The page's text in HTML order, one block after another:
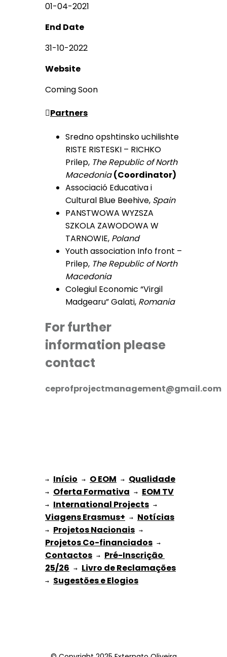
01-04-2021
End Date
31-10-2022
Website
Coming Soon
Partners
Sredno opshtinsko uchilishte
RISTE RISTESKI – RICHKO
Prilep, The Republic of North
Macedonia(Coordinator)
Associació Educativa i
Cultural Blue Beehive, Spain
PANSTWOWA WYZSZA
SZKOLA ZAWODOWA W
TARNOWIE, Poland
Youth association Info front –
Prilep, The Republic of North
Macedonia
Colegiul Economic “Virgil
Madgearu” Galati, Romania
For further
information please
contact
ceprofprojectmanagement@gmail.com
→ Início → O EOM → Qualidade
→ Oferta Formativa → EOM TV
→ International Projects
Viagens Erasmus+ → Notícias
→ Projetos Nacionais
Projetos Co-financiados
Contactos → Pré-Inscrição
25/26 → Livro de Reclamações
→ Sugestões e Elogios